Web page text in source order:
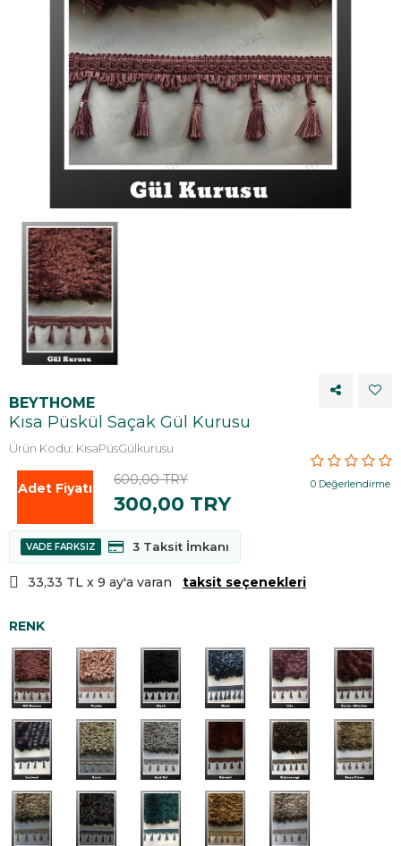
BEYTHOME
Kısa Püskül Saçak Gül Kurusu
Ürün Kodu: KısaPüsGülkurusu
0 Değerlendirme
Adet Fiyatı
600,00 TRY
300,00 TRY
VADE FARKSIZ 3 Taksit İmkanı
33,33 TL x 9 ay'a varan taksit seçenekleri
RENK